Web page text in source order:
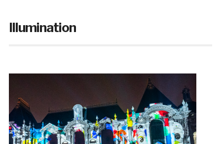
Illumination